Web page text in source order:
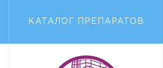
КАТАЛОГ ПРЕПАРАТОВ